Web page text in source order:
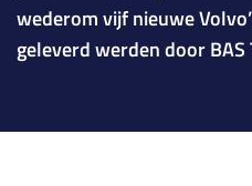
wederom vijf nieuwe
geleverd werden door BAS